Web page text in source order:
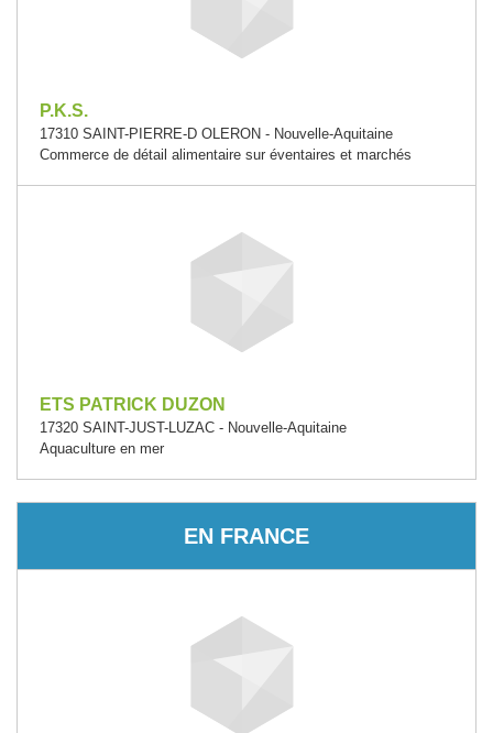
P.K.S.
17310 SAINT-PIERRE-D OLERON - Nouvelle-Aquitaine
Commerce de détail alimentaire sur éventaires et marchés
ETS PATRICK DUZON
17320 SAINT-JUST-LUZAC - Nouvelle-Aquitaine
Aquaculture en mer
EN FRANCE